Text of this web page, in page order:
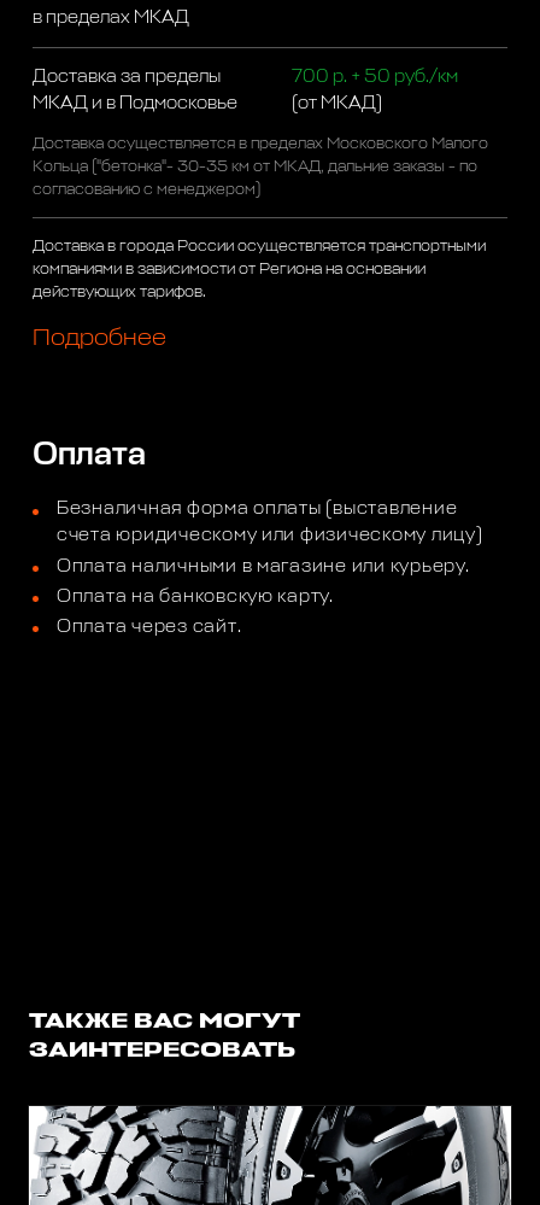
в пределах МКАД
Доставка за пределы
МКАД и в Подмосковье
700 р. + 50 руб./км
(от МКАД)
Доставка осуществляется в пределах Московского Малого
Кольца ("бетонка"- 30-35 км от МКАД, дальние заказы - по
согласованию с менеджером)
Доставка в города России осуществляется транспортными
компаниями в зависимости от Региона на основании
действующих тарифов.
Подробнее
Оплата
Безналичная форма оплаты (выставление
счета юридическому или физическому лицу)
Оплата наличными в магазине или курьеру.
Оплата на банковскую карту.
Оплата через сайт.
ТАКЖЕ ВАС МОГУТ
ЗАИНТЕРЕСОВАТЬ